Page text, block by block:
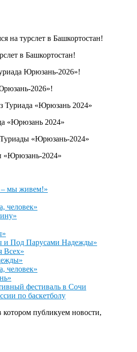
в Башкортостан!
2026»!
«Юрюзань 2024»
«Юрюзань-2024»
– мы живем!»
человек»
и Под Парусами Надежды»
Всех»
человек»
фестиваль в Сочи
по баскетболу
публикуем новости,